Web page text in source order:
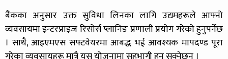
बैंकका अनुसार उक्त सुविधा लिनका लागि उद्यमहरूले आफ्नो
व्यवसायमा इन्टरप्राइज रिसोर्स प्लानिङ प्रणाली प्रयोग गरेको हुनुपर्नेछ
। साथै, आइएमएस सफ्टवेयरमा आबद्ध भई आवश्यक मापदण्ड पूरा